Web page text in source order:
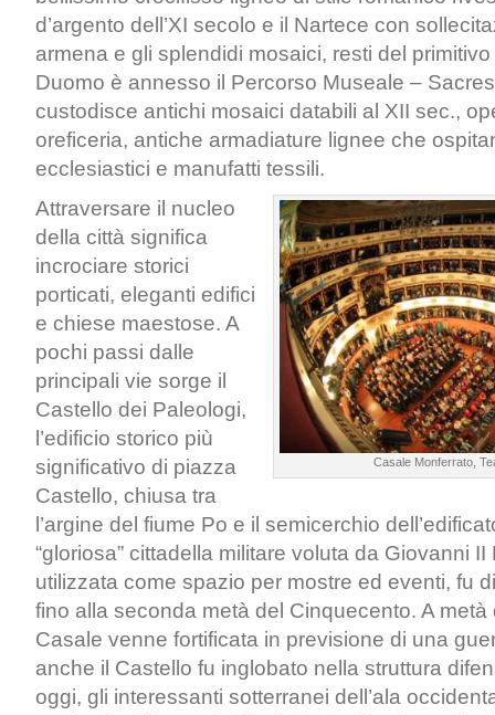
d’argento dell’XI secolo e il Nartece con
armena e gli splendidi mosaici, resti del
Duomo è annesso il Percorso Museale –
custodisce antichi mosaici databili al XII sec.,
oreficeria, antiche armadiature lignee che
ecclesiastici e manufatti tessili.
Casale Monferrato,
Attraversare il nucleo
della città significa
incrociare storici
porticati, eleganti edifici
e chiese maestose. A
pochi passi dalle
principali vie sorge il
Castello dei Paleologi,
l’edificio storico più
significativo di piazza
Castello, chiusa tra
l’argine del fiume Po e il semicerchio
“gloriosa” cittadella militare voluta da Giovanni
utilizzata come spazio per mostre ed eventi, fu
fino alla seconda metà del Cinquecento. A metà
Casale venne fortificata in previsione di una
anche il Castello fu inglobato nella struttura
oggi, gli interessanti sotterranei dell’ala